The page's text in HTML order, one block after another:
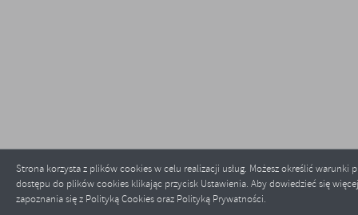
Strona korzysta z plików cookies w celu realizacji usług. Możesz określić warunki
dostępu do plików cookies klikając przycisk Ustawienia. Aby dowiedzieć się
zapoznania się z Polityką Cookies oraz Polityką Prywatności.
ZAPISZ WYBRANE